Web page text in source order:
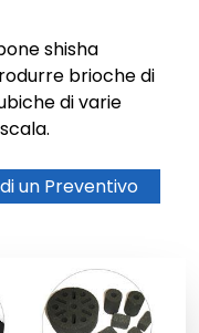
shisha
brioche di
di varie
un Preventivo